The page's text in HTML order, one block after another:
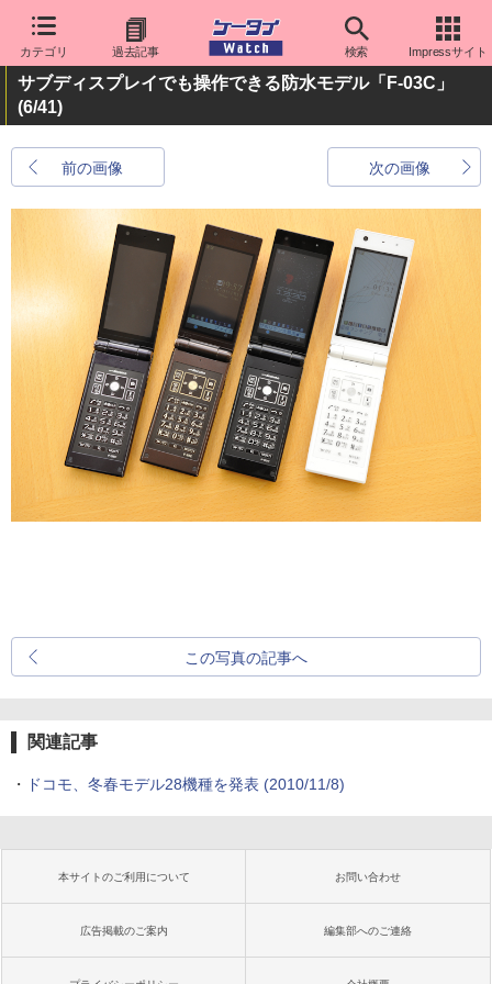
カテゴリ 過去記事 検索 Impressサイト
サブディスプレイでも操作できる防水モデル「F-03C」
(6/41)
前の画像 次の画像
この写真の記事へ
関連記事
・ ドコモ、冬春モデル28機種を発表 (2010/11/8)
本サイトのご利用について お問い合わせ
広告掲載のご案内 編集部へのご連絡